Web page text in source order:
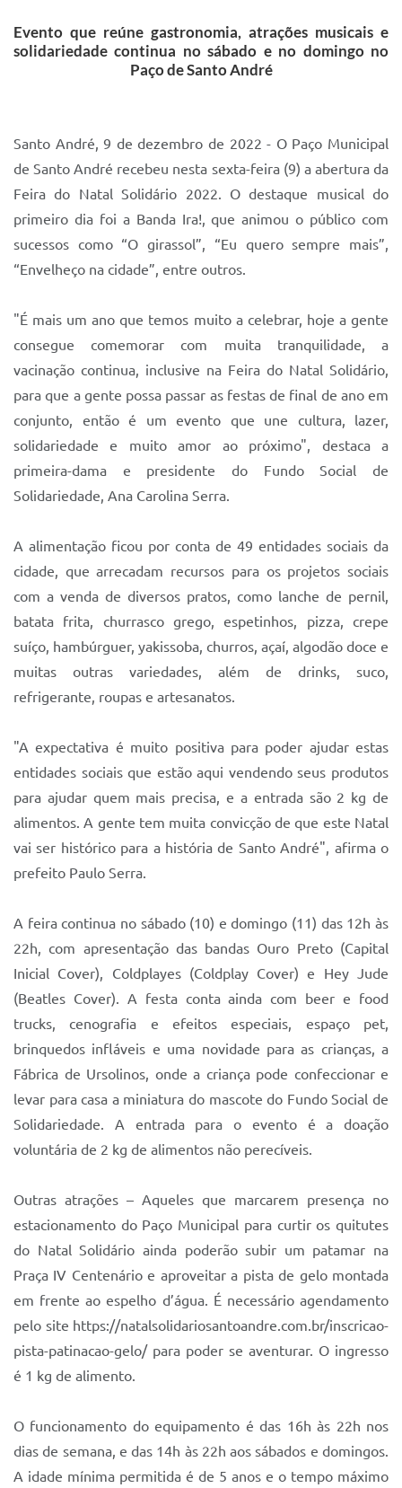
Legislação
Mobilidade Urbana Sustentável
Ouvidoria da Cidade
Parque Escola
SIC
Autarquias
Evento que reúne gastronomia, atrações musicais e
solidariedade continua no sábado e no domingo no
Paço de Santo André
Santo André, 9 de dezembro de 2022 - O Paço Municipal
de Santo André recebeu nesta sexta-feira (9) a abertura da
Feira do Natal Solidário 2022. O destaque musical do
primeiro dia foi a Banda Ira!, que animou o público com
sucessos como “O girassol”, “Eu quero sempre mais”,
“Envelheço na cidade”, entre outros.
"É mais um ano que temos muito a celebrar, hoje a gente
consegue comemorar com muita tranquilidade, a
vacinação continua, inclusive na Feira do Natal Solidário,
para que a gente possa passar as festas de final de ano em
conjunto, então é um evento que une cultura, lazer,
solidariedade e muito amor ao próximo", destaca a
primeira-dama e presidente do Fundo Social de
Solidariedade, Ana Carolina Serra.
A alimentação ficou por conta de 49 entidades sociais da
cidade, que arrecadam recursos para os projetos sociais
com a venda de diversos pratos, como lanche de pernil,
batata frita, churrasco grego, espetinhos, pizza, crepe
suíço, hambúrguer, yakissoba, churros, açaí, algodão doce e
muitas outras variedades, além de drinks, suco,
refrigerante, roupas e artesanatos.
"A expectativa é muito positiva para poder ajudar estas
entidades sociais que estão aqui vendendo seus produtos
para ajudar quem mais precisa, e a entrada são 2 kg de
alimentos. A gente tem muita convicção de que este Natal
vai ser histórico para a história de Santo André", afirma o
prefeito Paulo Serra.
A feira continua no sábado (10) e domingo (11) das 12h às
22h, com apresentação das bandas Ouro Preto (Capital
Inicial Cover), Coldplayes (Coldplay Cover) e Hey Jude
(Beatles Cover). A festa conta ainda com beer e food
trucks, cenografia e efeitos especiais, espaço pet,
brinquedos infláveis e uma novidade para as crianças, a
Fábrica de Ursolinos, onde a criança pode confeccionar e
levar para casa a miniatura do mascote do Fundo Social de
Solidariedade. A entrada para o evento é a doação
voluntária de 2 kg de alimentos não perecíveis.
Outras atrações – Aqueles que marcarem presença no
estacionamento do Paço Municipal para curtir os quitutes
do Natal Solidário ainda poderão subir um patamar na
Praça IV Centenário e aproveitar a pista de gelo montada
em frente ao espelho d’água. É necessário agendamento
pelo site https://natalsolidariosantoandre.com.br/inscricao-
pista-patinacao-gelo/ para poder se aventurar. O ingresso
é 1 kg de alimento.
O funcionamento do equipamento é das 16h às 22h nos
dias de semana, e das 14h às 22h aos sábados e domingos.
A idade mínima permitida é de 5 anos e o tempo máximo